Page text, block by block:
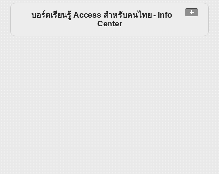
บอร์ดเรียนรู้ Access สำหรับคนไทย - Info
Center